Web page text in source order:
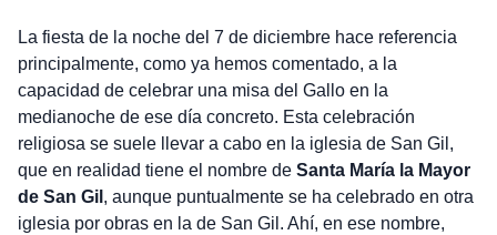
La fiesta de la noche del 7 de diciembre hace referencia
principalmente, como ya hemos comentado, a la
capacidad de celebrar una misa del Gallo en la
medianoche de ese día concreto. Esta celebración
religiosa se suele llevar a cabo en la iglesia de San Gil,
que en realidad tiene el nombre de Santa María la Mayor
de San Gil , aunque puntualmente se ha celebrado en otra
iglesia por obras en la de San Gil. Ahí, en ese nombre,